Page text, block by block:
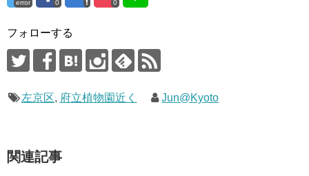
error 0 0
フォローする
左京区, 府立植物園近く Jun@Kyoto
関連記事